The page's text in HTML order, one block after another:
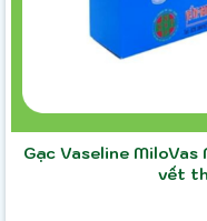
Gạc Vaseline
vết